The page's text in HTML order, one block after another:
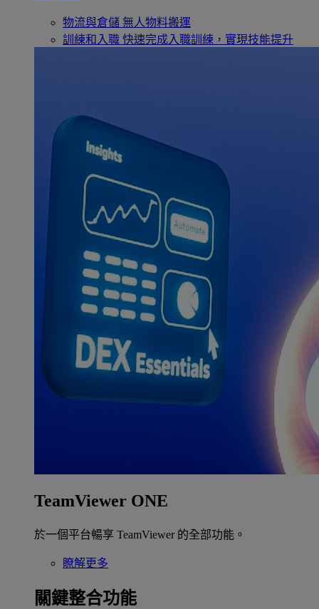
物流與倉儲 無人物料搬運
訓練和入職 快速完成入職訓練，實現技能提升
TeamViewer ONE
於一個平台暢享 TeamViewer 的全部功能。
瞭解更多
關鍵整合功能